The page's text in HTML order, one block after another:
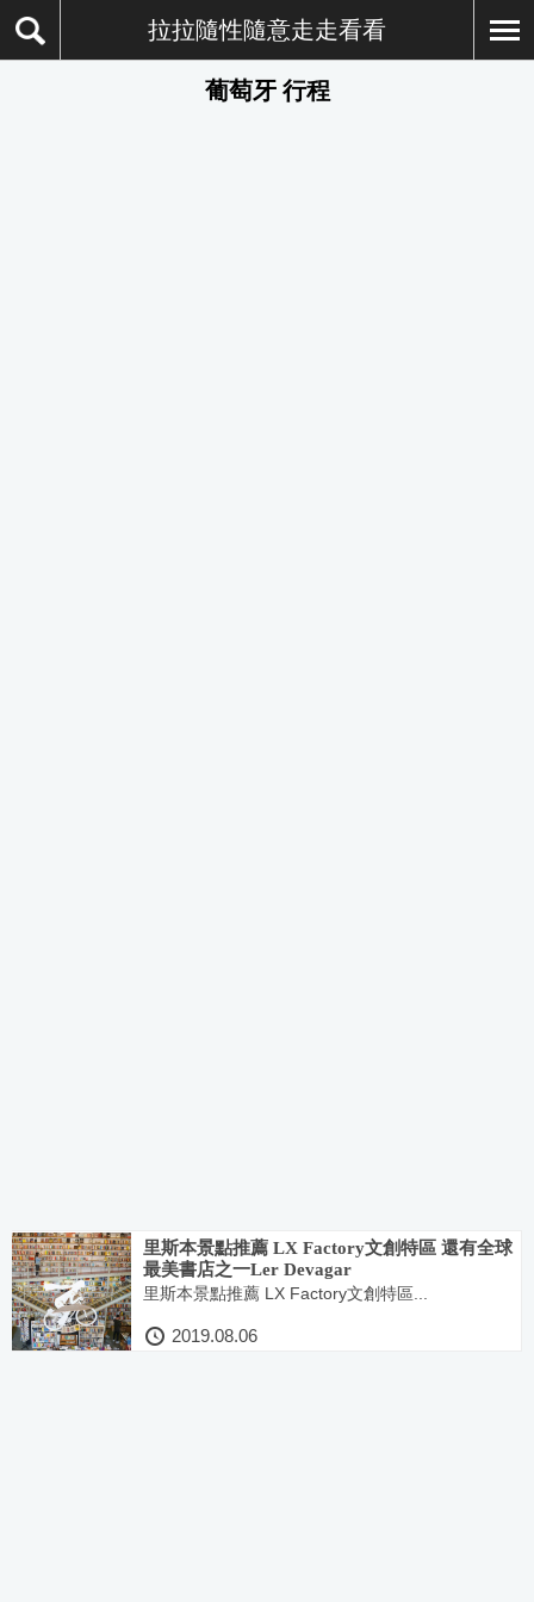
拉拉隨性隨意走走看看
葡萄牙 行程
里斯本景點推薦 LX Factory文創特區 還有全球
最美書店之一Ler Devagar
里斯本景點推薦 LX Factory文創特區...
2019.08.06